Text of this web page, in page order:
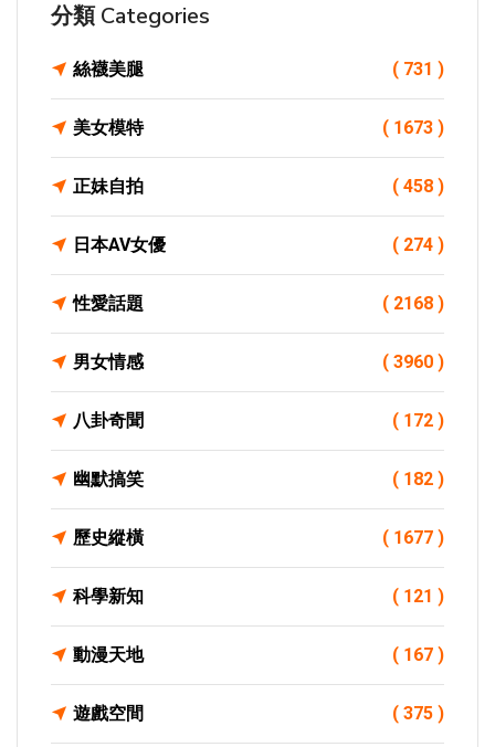
分類 Categories
絲襪美腿 ( 731 )
美女模特 ( 1673 )
正妹自拍 ( 458 )
日本AV女優 ( 274 )
性愛話題 ( 2168 )
男女情感 ( 3960 )
八卦奇聞 ( 172 )
幽默搞笑 ( 182 )
歷史縱橫 ( 1677 )
科學新知 ( 121 )
動漫天地 ( 167 )
遊戲空間 ( 375 )